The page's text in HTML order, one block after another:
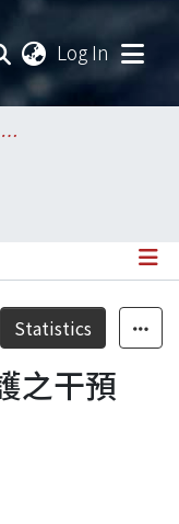
Log In
College of Bioresources and Agriculture / 生物資源暨農學院
Statistics
之干預